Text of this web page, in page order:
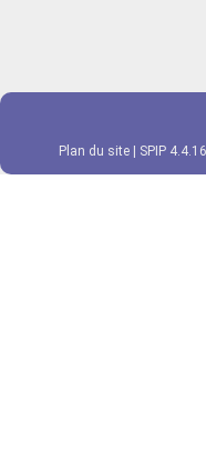
Plan du site SPIP 4.4.16